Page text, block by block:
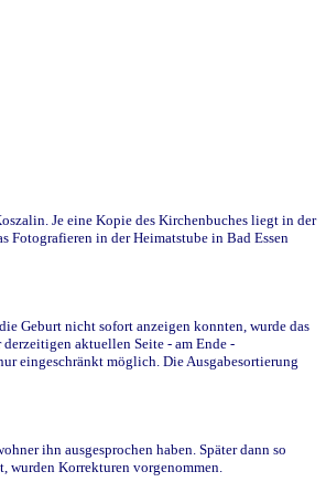
Je eine Kopie des Kirchenbuches liegt in der
Fotografieren in der Heimatstube in Bad Essen
Geburt nicht sofort anzeigen konnten, wurde das
aktuellen Seite - am Ende -
eingeschränkt möglich. Die Ausgabesortierung
ihn ausgesprochen haben. Später dann so
wurden Korrekturen vorgenommen.